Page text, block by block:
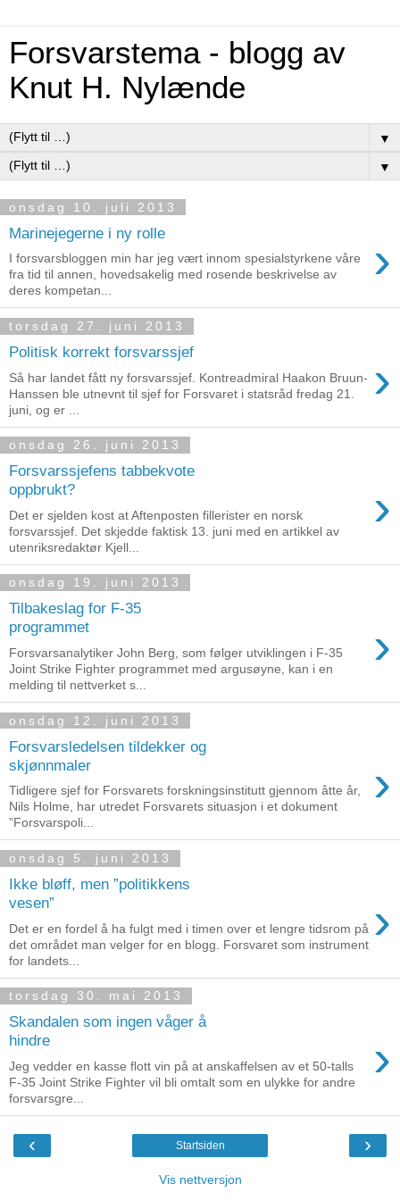
Forsvarstema - blogg av
Knut H. Nylænde
▼
▼
onsdag 10. juli 2013
Marinejegerne i ny rolle ›
I forsvarsbloggen min har jeg vært innom spesialstyrkene våre
fra tid til annen, hovedsakelig med rosende beskrivelse av
deres kompetan...
torsdag 27. juni 2013
Politisk korrekt forsvarssjef ›
Så har landet fått ny forsvarssjef. Kontreadmiral Haakon Bruun-
Hanssen ble utnevnt til sjef for Forsvaret i statsråd fredag 21.
juni, og er ...
onsdag 26. juni 2013
Forsvarssjefens tabbekvote
oppbrukt?
›
Det er sjelden kost at Aftenposten fillerister en norsk
forsvarssjef. Det skjedde faktisk 13. juni med en artikkel av
utenriksredaktør Kjell...
onsdag 19. juni 2013
Tilbakeslag for F-35
programmet
›
Forsvarsanalytiker John Berg, som følger utviklingen i F-35
Joint Strike Fighter programmet med argusøyne, kan i en
melding til nettverket s...
onsdag 12. juni 2013
Forsvarsledelsen tildekker og
skjønnmaler
›
Tidligere sjef for Forsvarets forskningsinstitutt gjennom åtte år,
Nils Holme, har utredet Forsvarets situasjon i et dokument
”Forsvarspoli...
onsdag 5. juni 2013
Ikke bløff, men ”politikkens
vesen”
›
Det er en fordel å ha fulgt med i timen over et lengre tidsrom på
det området man velger for en blogg. Forsvaret som instrument
for landets...
torsdag 30. mai 2013
Skandalen som ingen våger å
hindre
›
Jeg vedder en kasse flott vin på at anskaffelsen av et 50-talls
F-35 Joint Strike Fighter vil bli omtalt som en ulykke for andre
forsvarsgre...
‹ ›
Startsiden
Vis nettversjon